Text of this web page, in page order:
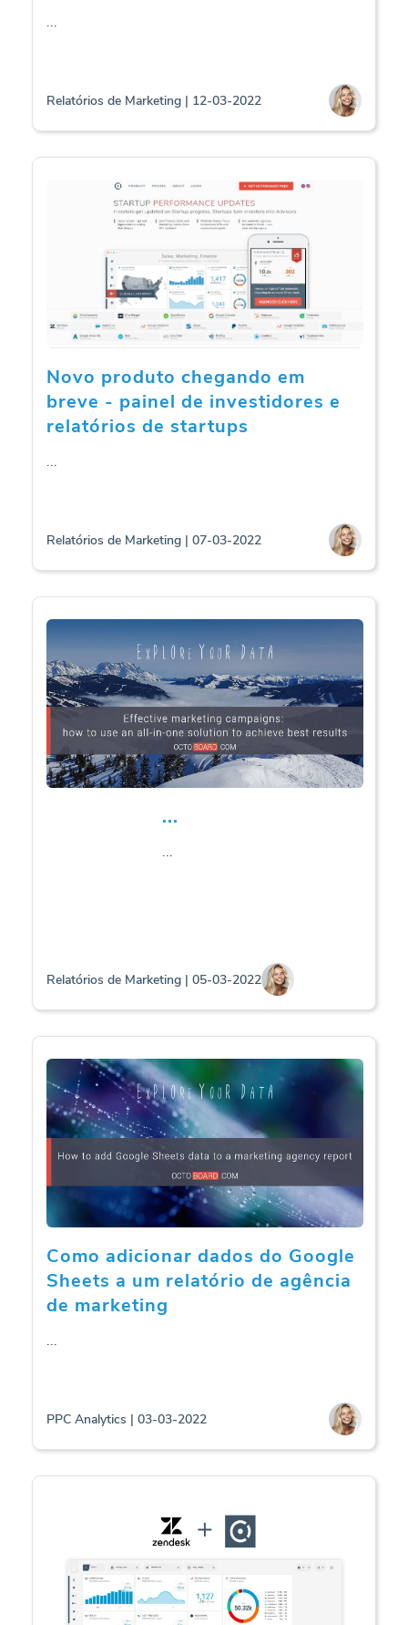
...
Relatórios de Marketing | 12-03-2022
Novo produto chegando em
breve - painel de investidores e
relatórios de startups
...
Relatórios de Marketing | 07-03-2022
...
...
Relatórios de Marketing | 05-03-2022
Como adicionar dados do Google
Sheets a um relatório de agência
de marketing
...
PPC Analytics | 03-03-2022